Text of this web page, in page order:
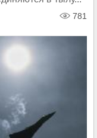
781